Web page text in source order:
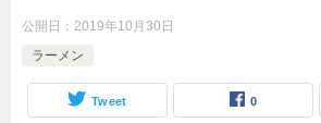
公開日： 2019年10月30日
ラーメン
Tweet 0